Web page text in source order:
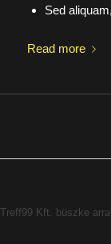
Sed
Read more
Treff99 Kft. büszke